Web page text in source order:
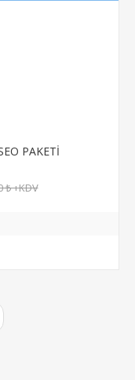
PAKETİ
₺ +KDV